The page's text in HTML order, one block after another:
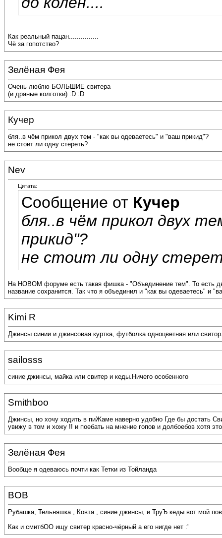
Как реальный пацан...............
Чё за гопотство?
Зелёная Фея
Очень люблю БОЛЬШИЕ свитера
(и драные колготки) :D :D
Кучер
бля..в чём прикол двух тем - "как вы одеваетесь" и "ваш прикид"?
не стоит ли одну стереть?
Nev
Цитата:
Сообщение от Кучер
бля..в чём прикол двух
прикид"?
не стоит ли одну
На НОВОМ форуме есть такая фишка - "Объединение тем". То есть
название сохранится. Так что я объединил и "как вы одеваетесь" и
Kimi R
Джинсы синии и джинсовая куртка, футболка одноцветная или
sailosss
синие джинсы, майка или свитер и кеды.Ничего особенного
Smithboo
Джинсы, но хочу ходить в пиЖаме наверно удобно Где бы достать
увижу в том и хожу !! и поебать на мнение гопов и долбоебов
Зелёная Фея
Вообще я одеваюсь почти как Тетки из Тойланда
BOB
Рубашка, Тельняшка , Ковта , синие джинсы, и ТруЪ кеды вот мой
Как и смитбОО ищу свитер красно-чёрный а его нигде нет :'